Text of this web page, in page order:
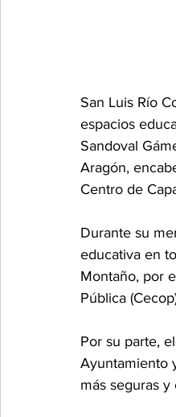
San Luis Río
espacios
Sandoval
Aragón,
Centro de
Durante su
educativa en
Montaño, por
Pública
Por su parte,
Ayuntamiento
más seguras